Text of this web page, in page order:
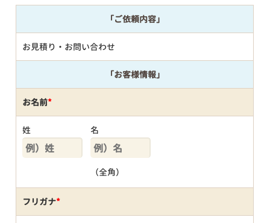
「ご依頼内容」
お見積り・お問い合わせ
「お客様情報」
お名前*
姓 名
（全角）
フリガナ*